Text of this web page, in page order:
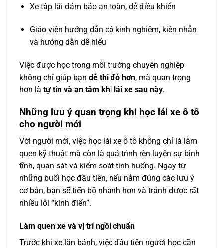
Xe tập lái đảm bảo an toàn, dễ điều khiển
Giáo viên hướng dẫn có kinh nghiệm, kiên nhẫn
và hướng dẫn dễ hiểu
Việc được học trong môi trường chuyên nghiệp
không chỉ giúp bạn dễ thi đỗ hơn, mà quan trọng
hơn là tự tin và an tâm khi lái xe sau này.
Những lưu ý quan trọng khi học lái xe ô tô
cho người mới
Với người mới, việc học lái xe ô tô không chỉ là làm
quen kỹ thuật mà còn là quá trình rèn luyện sự bình
tĩnh, quan sát và kiểm soát tình huống. Ngay từ
những buổi học đầu tiên, nếu nắm đúng các lưu ý
cơ bản, bạn sẽ tiến bộ nhanh hơn và tránh được rất
nhiều lỗi “kinh điển”.
Làm quen xe và vị trí ngồi chuẩn
Trước khi xe lăn bánh, việc đầu tiên người học cần